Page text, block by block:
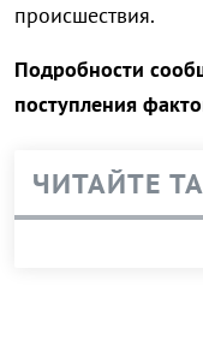
происшествия.
Подробности
поступления
ЧИТАЙТЕ